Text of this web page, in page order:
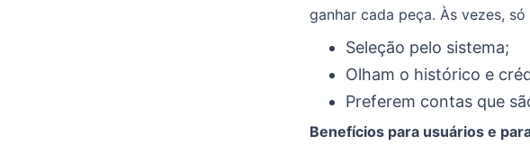
ganhar cada peça. Às vezes,
Seleção pelo sistema;
Olham o histórico e
Preferem contas que
Benefícios para usuários e